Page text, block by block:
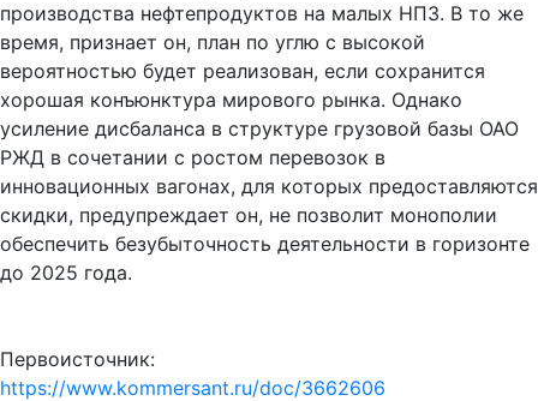
производства нефтепродуктов на малых НПЗ. В то же
время, признает он, план по углю с высокой
вероятностью будет реализован, если сохранится
хорошая конъюнктура мирового рынка. Однако
усиление дисбаланса в структуре грузовой базы ОАО
РЖД в сочетании с ростом перевозок в
инновационных вагонах, для которых предоставляются
скидки, предупреждает он, не позволит монополии
обеспечить безубыточность деятельности в горизонте
до 2025 года.
Первоисточник:
https://www.kommersant.ru/doc/3662606